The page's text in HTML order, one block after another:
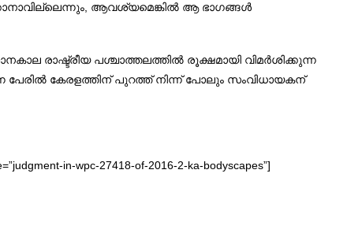
ആവശ്യമെങ്കില്‍ ആ ഭാഗങ്ങള്‍
രാഷ്ട്രീയ പശ്ചാത്തലത്തില്‍ രൂക്ഷമായി വിമര്‍ശിക്കുന്ന
പേരില്‍ കേരളത്തിന് പുറത്ത് നിന്ന് പോലും സംവിധായകന്
in-wpc-27418-of-2016-2-ka-bodyscapes”]